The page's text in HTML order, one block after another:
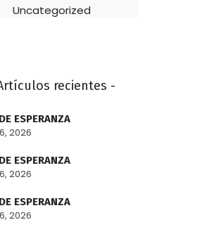
Uncategorized
recientes -
ESPERANZA
2026
ESPERANZA
2026
ESPERANZA
2026